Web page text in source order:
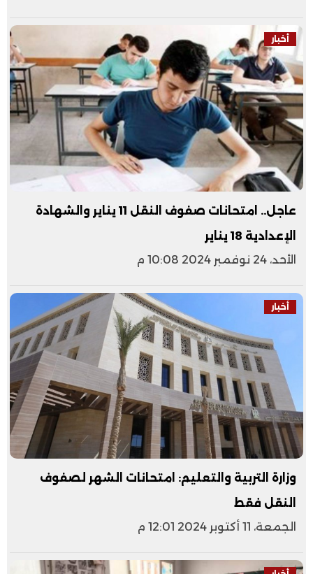
أخبار
عاجل.. امتحانات صفوف النقل 11 يناير والشهادة
الإعدادية 18 يناير
الأحد، 24 نوفمبر 2024 10:08 م
أخبار
وزارة التربية والتعليم: امتحانات الشهر لصفوف
النقل فقط
الجمعة، 11 أكتوبر 2024 12:01 م